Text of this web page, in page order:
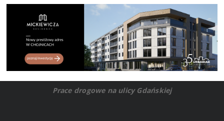
Prace drogowe na ulicy Gdańskiej